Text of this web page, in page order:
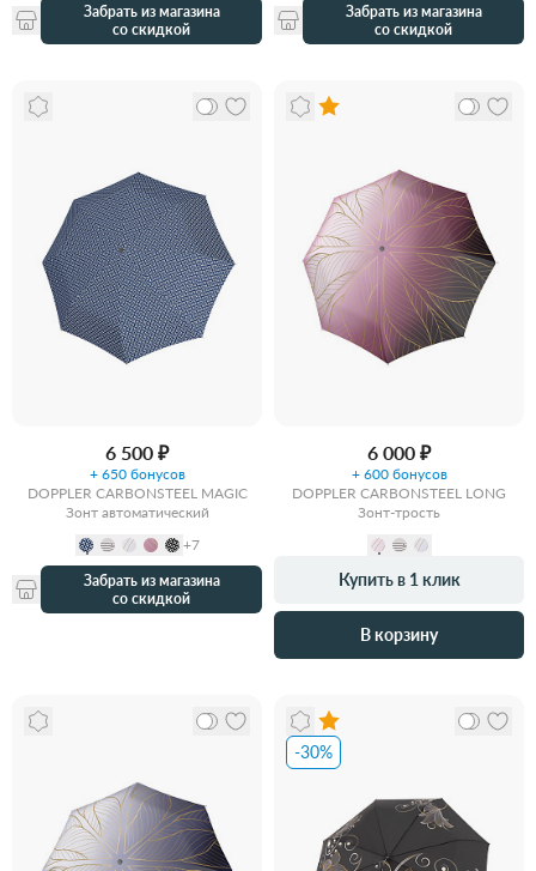
Забрать из магазина
со скидкой
Забрать из магазина
со скидкой
6 500 ₽
+ 650 бонусов
DOPPLER CARBONSTEEL MAGIC
Зонт автоматический
+7
Забрать из магазина
со скидкой
6 000 ₽
+ 600 бонусов
DOPPLER CARBONSTEEL LONG
Зонт-трость
Купить в 1 клик
В корзину
-30%